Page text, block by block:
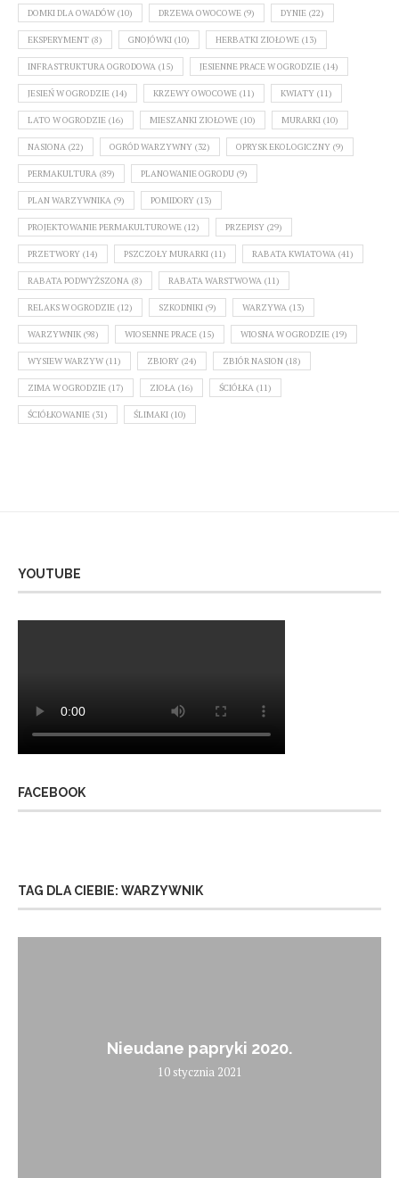
DOMKI DLA OWADÓW (10) DRZEWA OWOCOWE (9) DYNIE (22)
EKSPERYMENT (8) GNOJÓWKI (10) HERBATKI ZIOŁOWE (13)
INFRASTRUKTURA OGRODOWA (15) JESIENNE PRACE W OGRODZIE (14)
JESIEŃ W OGRODZIE (14) KRZEWY OWOCOWE (11) KWIATY (11)
LATO W OGRODZIE (16) MIESZANKI ZIOŁOWE (10) MURARKI (10)
NASIONA (22) OGRÓD WARZYWNY (32) OPRYSK EKOLOGICZNY (9)
PERMAKULTURA (89) PLANOWANIE OGRODU (9)
PLAN WARZYWNIKA (9) POMIDORY (13)
PROJEKTOWANIE PERMAKULTUROWE (12) PRZEPISY (29)
PRZETWORY (14) PSZCZOŁY MURARKI (11) RABATA KWIATOWA (41)
RABATA PODWYŻSZONA (8) RABATA WARSTWOWA (11)
RELAKS W OGRODZIE (12) SZKODNIKI (9) WARZYWA (13)
WARZYWNIK (98) WIOSENNE PRACE (15) WIOSNA W OGRODZIE (19)
WYSIEW WARZYW (11) ZBIORY (24) ZBIÓR NASION (18)
ZIMA W OGRODZIE (17) ZIOŁA (16) ŚCIÓŁKA (11)
ŚCIÓŁKOWANIE (31) ŚLIMAKI (10)
YOUTUBE
FACEBOOK
TAG DLA CIEBIE: WARZYWNIK
Nieudane papryki 2020.
10 stycznia 2021